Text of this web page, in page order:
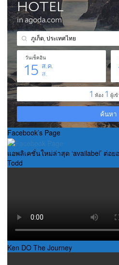
Facebook’s Page
แอพลิเคชั่นใหม่ล่าสุด ‘availabel’ ต่อ
Todd
Ken DO The Journey